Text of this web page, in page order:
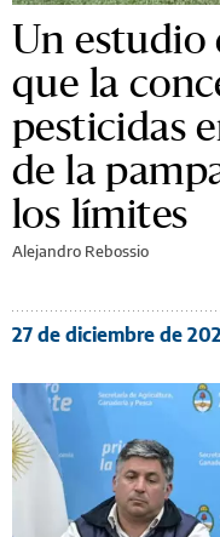
Un estudio
que la
pesticidas
de la
los límites
Alejandro Rebossio
27 de diciembre de